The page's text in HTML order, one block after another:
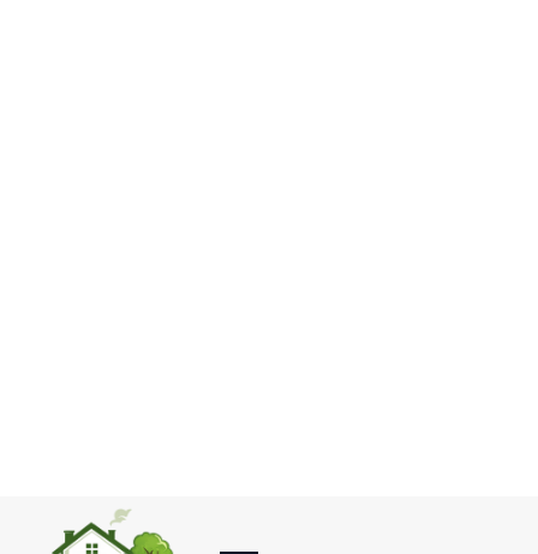
Najnowsze Trendy W Aranżacjach Z Marmurem
Podsumowanie